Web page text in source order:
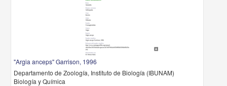
"Argia anceps" Garrison, 1996
Departamento de Zoología, Instituto de Biología (IBUNAM)
Biología y Química